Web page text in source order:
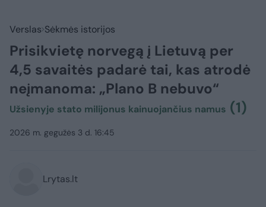
Verslas Sėkmės istorijos
Prisikvietę norvegą į Lietuvą per
4,5 savaitės padarė tai, kas atrodė
neįmanoma: „Plano B nebuvo“
Užsienyje stato milijonus kainuojančius namus (1)
2026 m. gegužės 3 d. 16:45
Lrytas.lt